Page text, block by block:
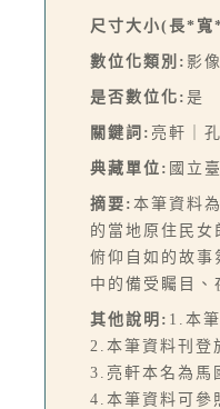
尺寸大小(長*
數位化類別: 影
是否數位化: 是
關鍵詞: 亮軒｜
典藏單位: 國立
摘要: 本筆資料
的當地原住民
俯仰自如的故事
中的備受矚目
其他說明: 1.本
2.本筆資料刊登
3.亮軒本名為馬
4.本筆資料可參